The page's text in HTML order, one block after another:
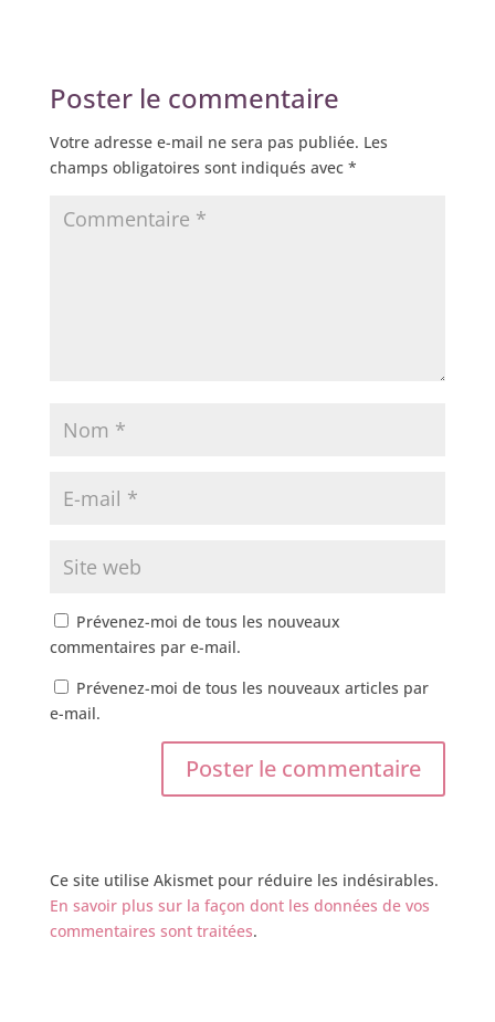
Poster le commentaire
Votre adresse e-mail ne sera pas publiée. Les
champs obligatoires sont indiqués avec *
Prévenez-moi de tous les nouveaux
commentaires par e-mail.
Prévenez-moi de tous les nouveaux articles par
e-mail.
Ce site utilise Akismet pour réduire les indésirables.
En savoir plus sur la façon dont les données de vos
commentaires sont traitées.